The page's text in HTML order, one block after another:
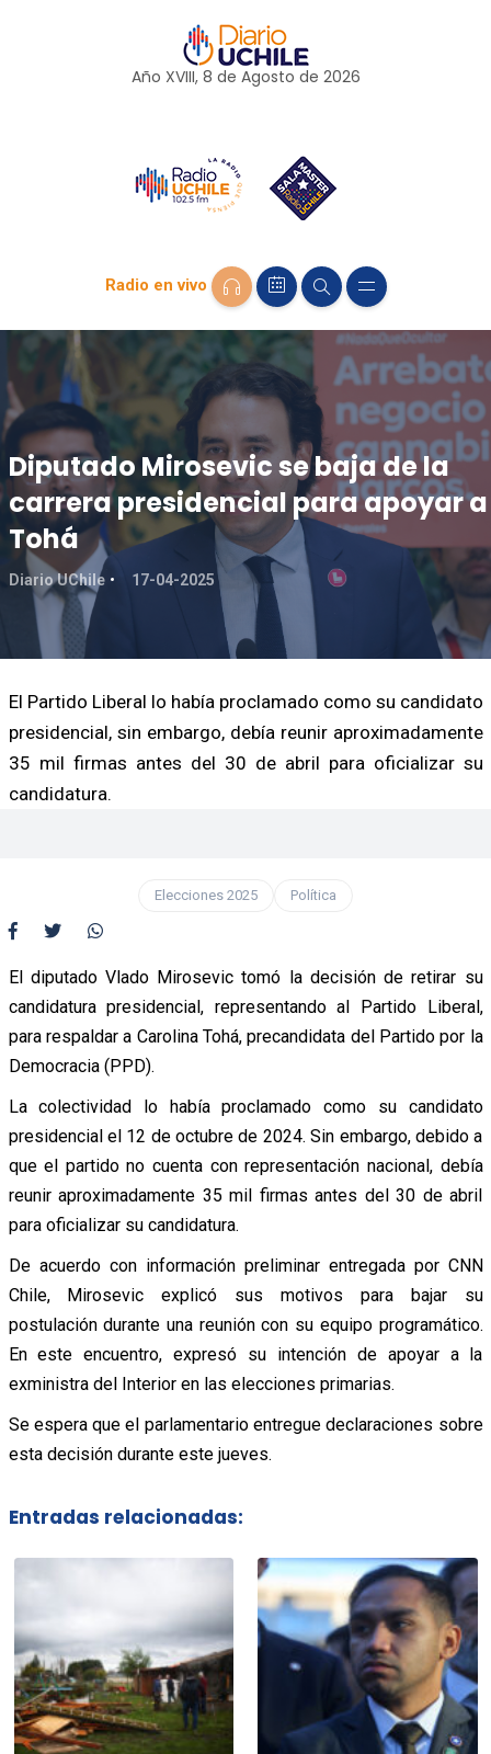
Año XVIII, 8 de Agosto de 2026
Radio en vivo
Diputado Mirosevic se baja de la
carrera presidencial para apoyar a
Tohá
Diario UChile 17-04-2025
El Partido Liberal lo había proclamado como su candidato
presidencial, sin embargo, debía reunir aproximadamente
35 mil firmas antes del 30 de abril para oficializar su
candidatura.
Elecciones 2025 Política
El diputado Vlado Mirosevic tomó la decisión de retirar su
candidatura presidencial, representando al Partido Liberal,
para respaldar a Carolina Tohá, precandidata del Partido por la
Democracia (PPD).
La colectividad lo había proclamado como su candidato
presidencial el 12 de octubre de 2024. Sin embargo, debido a
que el partido no cuenta con representación nacional, debía
reunir aproximadamente 35 mil firmas antes del 30 de abril
para oficializar su candidatura.
De acuerdo con información preliminar entregada por CNN
Chile, Mirosevic explicó sus motivos para bajar su
postulación durante una reunión con su equipo programático.
En este encuentro, expresó su intención de apoyar a la
exministra del Interior en las elecciones primarias.
Se espera que el parlamentario entregue declaraciones sobre
esta decisión durante este jueves.
Entradas relacionadas: